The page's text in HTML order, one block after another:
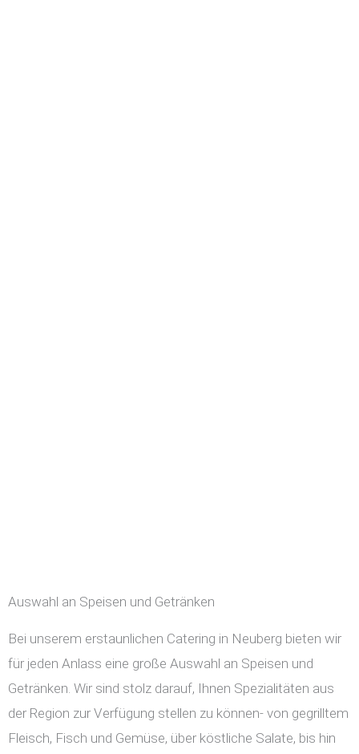
Auswahl an Speisen und Getränken
Bei unserem erstaunlichen Catering in Neuberg bieten wir
für jeden Anlass eine große Auswahl an Speisen und
Getränken. Wir sind stolz darauf, Ihnen Spezialitäten aus
der Region zur Verfügung stellen zu können- von gegrilltem
Fleisch, Fisch und Gemüse, über köstliche Salate, bis hin